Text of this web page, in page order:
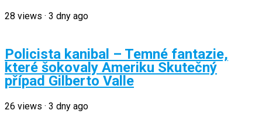
28 views · 3 dny ago
Policista kanibal – Temné fantazie,
které šokovaly Ameriku Skutečný
případ Gilberto Valle
26 views · 3 dny ago